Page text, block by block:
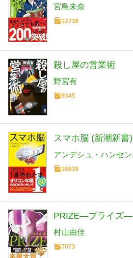
宮島未奈
12738
殺し屋の営業術
野宮有
9345
スマホ脳 (新潮新書)
アンデシュ・ハンセン
18839
PRIZE―プライズ―
村山由佳
7073